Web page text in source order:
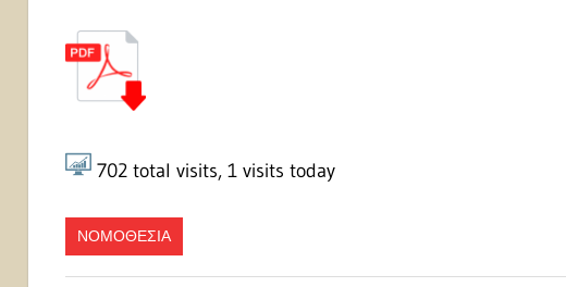
702 total visits, 1 visits today
ΝΟΜΟΘΕΣΙΑ